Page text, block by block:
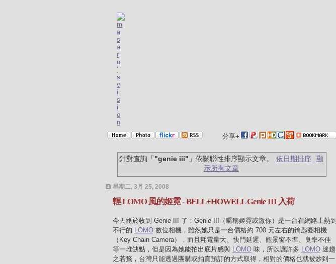
分享+
針對查詢「 "genie iii" 」依關聯性排序顯示文章。 依日期排序
顯
示所有文章
星期二, 3月 25, 2008
輕 LOMO 風的姬霓 - BELL+HOWELL Genie III 入荷
今天終於收到 Genie III 了；Genie III（暱稱姬霓或激你）是一台在網路上熱到
不行的 LOMO 數位相機，雖然她只是一台價格約 700 元左右的鑰匙圈相機
（Key Chain Camera），而且耗電量大、快門延遲、觀景窗不準、良率不佳
等一堆缺點，但是因為她能拍出底片感與 LOMO 味，所以讓許多 LOMO 迷趨
之若鶩，台灣只能透過團購或拍賣預訂的方式取得，相對的價格也就被炒到一